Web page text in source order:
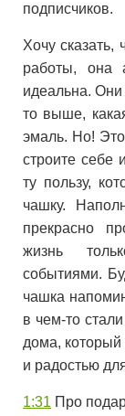
подписчиков.
Хочу
работы, она
идеальна. Они
то выше,
эмаль. Но!
строите себе
ту пользу,
чашку.
прекрасно
жизнь
событиями.
чашка
в чем-то
дома, который
и радостью
1:31
Про